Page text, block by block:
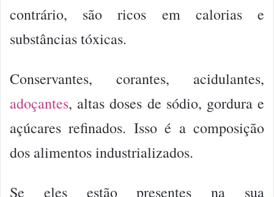
contrário, são ricos em calorias e
substâncias tóxicas.
Conservantes, corantes, acidulantes,
adoçantes, altas doses de sódio, gordura e
açúcares refinados. Isso é a composição
dos alimentos industrializados.
Se eles estão presentes na sua